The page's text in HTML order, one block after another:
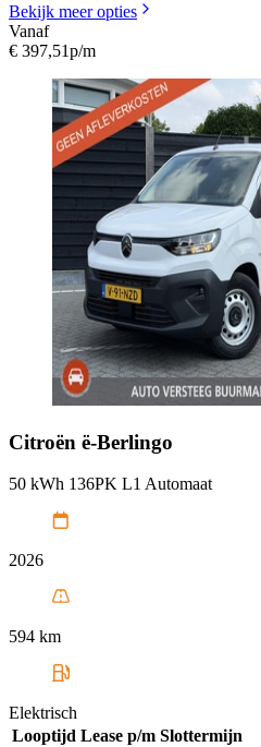
Bekijk meer opties
Vanaf
€ 397,51p/m
Citroën ë-Berlingo
50 kWh 136PK L1 Automaat
2026
594 km
Elektrisch
Looptijd Lease p/m Slottermijn